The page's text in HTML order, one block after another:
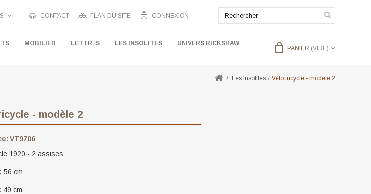
CONNEXION
CONTACT PLAN DU SITE
PANIER (VIDE)
MOBILIER LETTRES LES INSOLITES UNIVERS RICKSHAW
Les Insolites Vélo tricycle - modèle 2
- modèle 2
VT9706
1920 - 2 assises
56 cm
49 cm